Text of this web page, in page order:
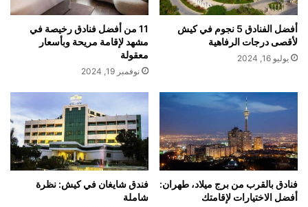
أفضل الفنادق 5 نجوم في كيش
لأقصى درجات الرفاهية
يوليو 16, 2024
11 من أفضل فنادق رخيصة في
مشهد لإقامة مريحة وبأسعار
معقولة
نوفمبر 19, 2024
فنادق بالقرب من برج ميلاد، طهران:
أفضل الاختيارات لإقامتك
فندق شايغان في كيش: نظرة
شاملة